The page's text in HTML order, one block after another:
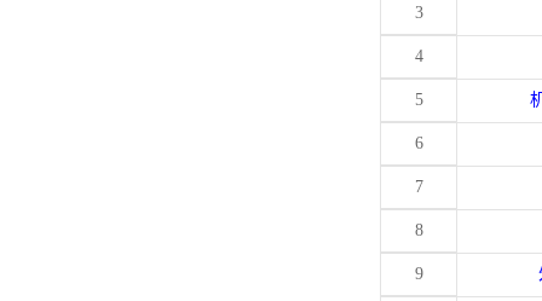
3
4
5
6
7
8
9